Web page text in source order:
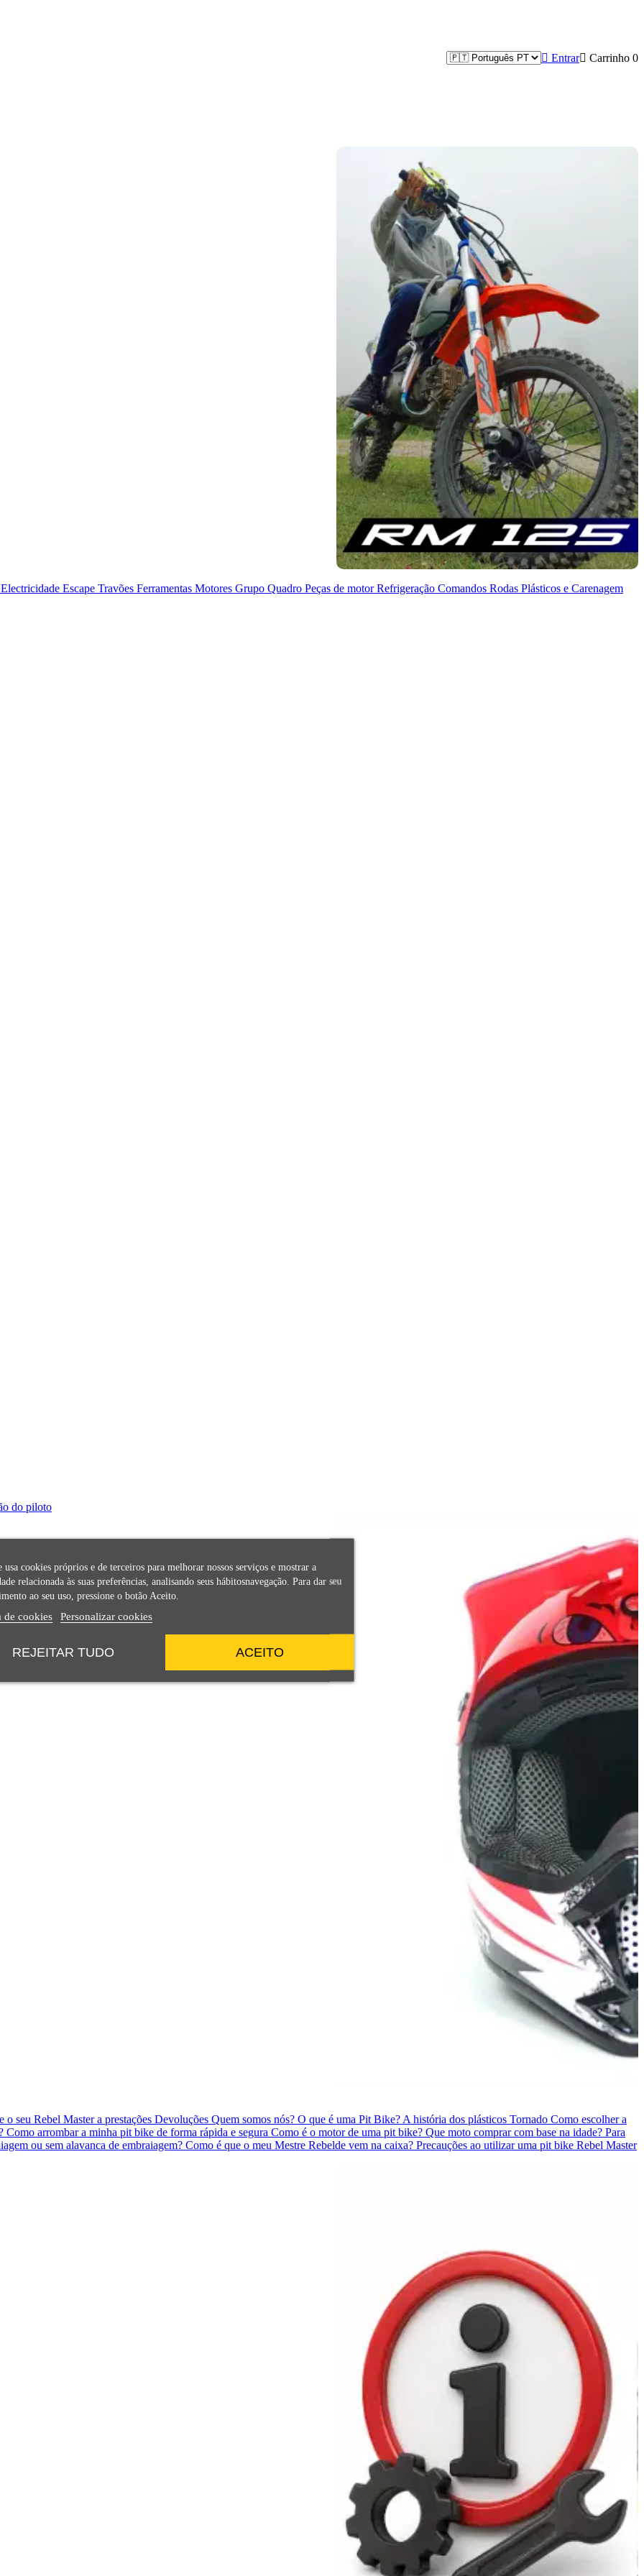
 Entrar Carrinho 0
Electricidade Escape Travões Ferramentas Motores Grupo Quadro Peças de motorRefrigeração Comandos Rodas Plásticos e Carenagem
do piloto
o seu Rebel Master a prestações Devoluções Quem somos nós? O que é uma Pit Bike? A história dos plásticos Tornado Como escolher a
Como arrombar a minha pit bike de forma rápida e segura Como é o motor de uma pit bike? Que moto comprar com base na idade? Para
ou sem alavanca de embraiagem? Como é que o meu Mestre Rebelde vem na caixa? Precauções ao utilizar uma pit bike Rebel Master
usa cookies próprios e de terceiros para melhorar nossos serviços e mostrar a
relacionada às suas preferências, analisando seus hábitosnavegação. Para dar seu
ao seu uso, pressione o botão Aceito.
de cookies Personalizar cookies
REJEITAR TUDO ACEITO